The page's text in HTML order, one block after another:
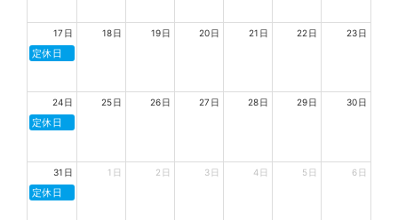
17日
定休日
18日 19日 20日 21日 22日 23日
24日
定休日
25日 26日 27日 28日 29日 30日
31日
定休日
1日 2日 3日 4日 5日 6日